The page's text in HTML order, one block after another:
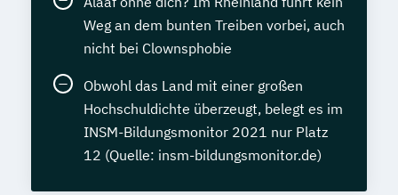
Weg an dem bunten Treiben vorbei, auch
nicht bei Clownsphobie
Obwohl das Land mit einer großen
Hochschuldichte überzeugt, belegt es im
INSM-Bildungsmonitor 2021 nur Platz
12 (Quelle: insm-bildungsmonitor.de)